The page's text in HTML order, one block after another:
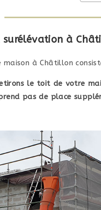
surélévation à
maison à Châtillon
le toit de votre
pas de place